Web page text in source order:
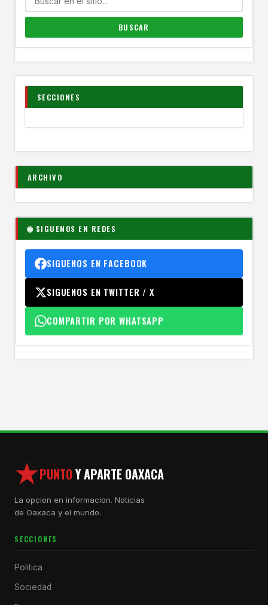
SECCIONES
ARCHIVO
🌐 SIGUENOS EN REDES
SIGUENOS EN FACEBOOK
SIGUENOS EN TWITTER / X
COMPARTIR POR WHATSAPP
PUNTOY APARTE OAXACA
La opcion en informacion. Noticias
de Oaxaca y el mundo.
SECCIONES
Politica
Sociedad